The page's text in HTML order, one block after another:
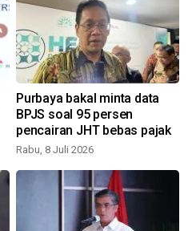
Purbaya bakal minta data
BPJS soal 95 persen
pencairan JHT bebas pajak
Rabu, 8 Juli 2026